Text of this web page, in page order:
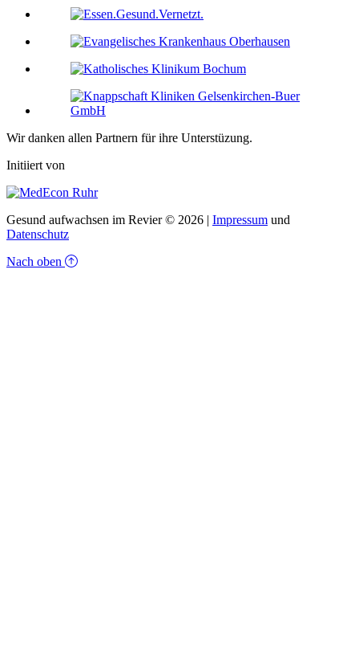
Wir danken allen Partnern für ihre Unterstüzung.
Initiiert von
Gesund aufwachsen im Revier © 2026 | Impressum und
Datenschutz
Nach oben